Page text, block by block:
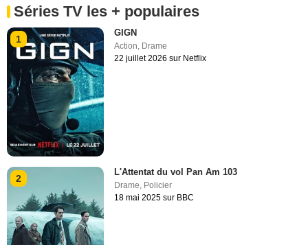
Séries TV les + populaires
1
GIGN
Action, Drame
22 juillet 2026 sur Netflix
2
L'Attentat du vol Pan Am 103
Drame, Policier
18 mai 2025 sur BBC